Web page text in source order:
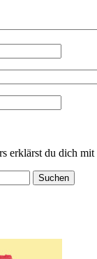
erklärst du dich